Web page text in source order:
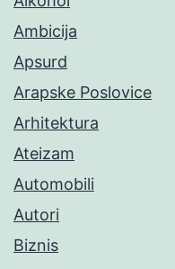
Ambicija
Apsurd
Arapske Poslovice
Arhitektura
Ateizam
Automobili
Autori
Biznis